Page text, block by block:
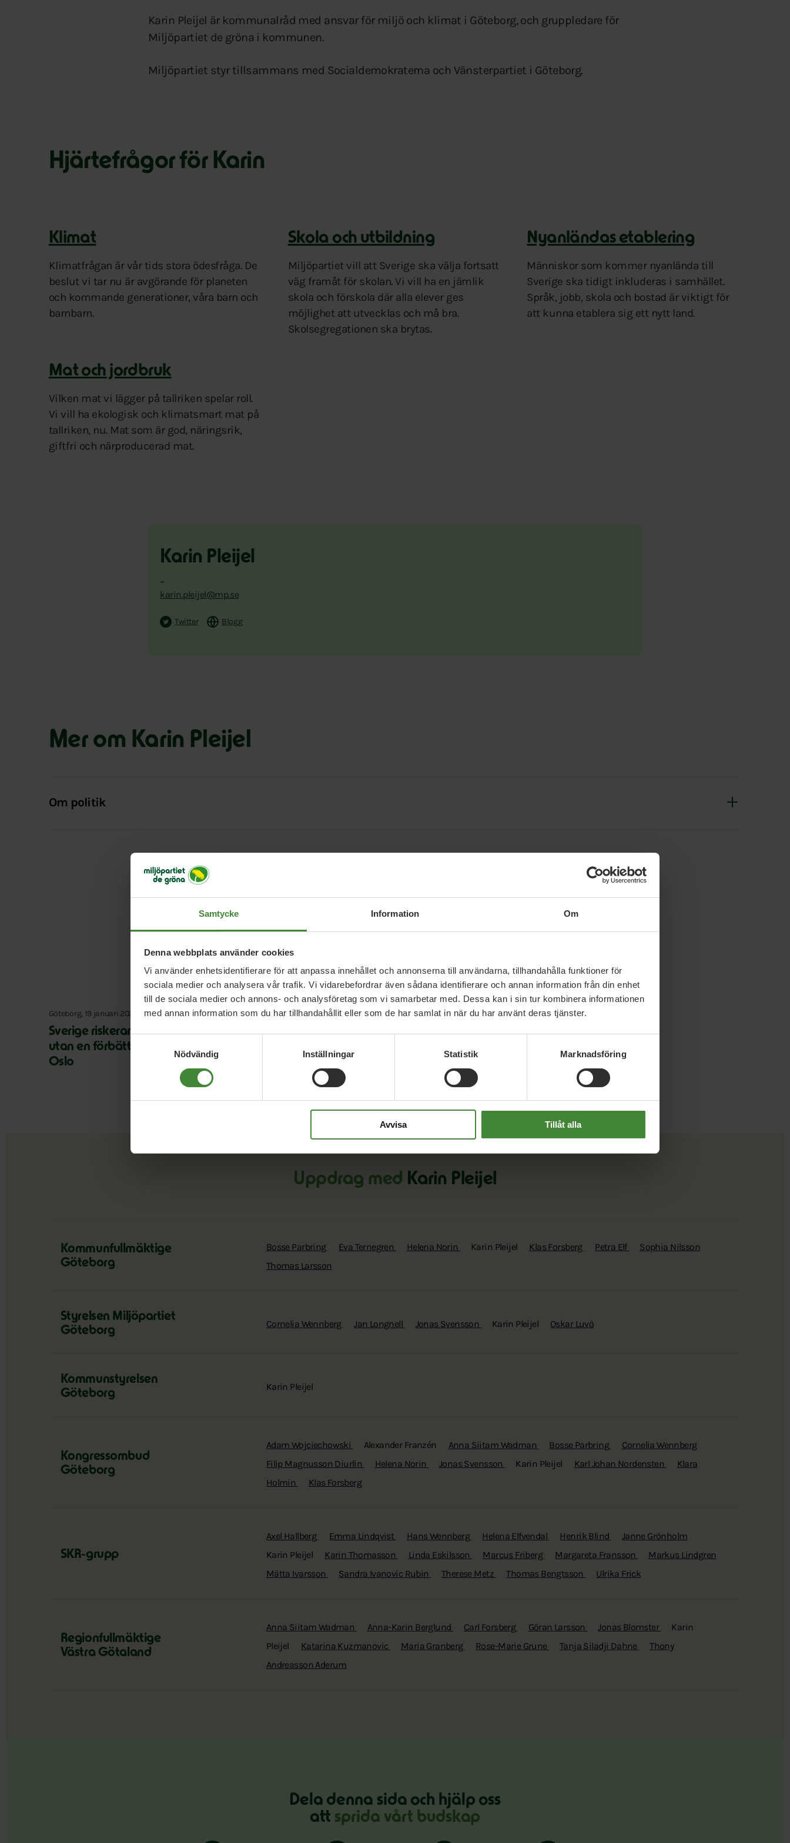
Samtycke Information Om
Denna webbplats använder cookies
Vi använder enhetsidentifierare för att anpassa innehållet och annonserna till användarna, tillhandahålla funktioner för
sociala medier och analysera vår trafik. Vi vidarebefordrar även sådana identifierare och annan information från din enhet
till de sociala medier och annons- och analysföretag som vi samarbetar med. Dessa kan i sin tur kombinera informationen
med annan information som du har tillhandahållit eller som de har samlat in när du har använt deras tjänster.
Nödvändig
Inställningar Statistik Marknadsföring
Avvisa Tillåt alla
Karin Pleijel är kommunalråd med ansvar för miljö och klimat i Göteborg, och gruppledare för
Miljöpartiet de gröna i kommunen.
Miljöpartiet styr tillsammans med Socialdemokraterna och Vänsterpartiet i Göteborg.
Hjärtefrågor för Karin
Klimat
Klimatfrågan är vår tids stora ödesfråga. De
beslut vi tar nu är avgörande för planeten
och kommande generationer, våra barn och
barnbarn.
Skola och utbildning
Miljöpartiet vill att Sverige ska välja fortsatt
väg framåt för skolan. Vi vill ha en jämlik
skola och förskola där alla elever ges
möjlighet att utvecklas och må bra.
Skolsegregationen ska brytas.
Nyanländas etablering
Människor som kommer nyanlända till
Sverige ska tidigt inkluderas i samhället.
Språk, jobb, skola och bostad är viktigt för
att kunna etablera sig ett nytt land.
Mat och jordbruk
Vilken mat vi lägger på tallriken spelar roll.
Vi vill ha ekologisk och klimatsmart mat på
tallriken, nu. Mat som är god, näringsrik,
giftfri och närproducerad mat.
Karin Pleijel
–
karin.pleijel@mp.se
Twitter Blogg
Mer om Karin Pleijel
Om politik
Aktuella frågor i region och kommun
Göteborg, 19 januari 2024
Sverige riskerar korkas igen av lastbilar
utan en förbättrad järnväg Göteborg –
Oslo
Uppdrag med Karin Pleijel
Kommunfullmäktige
Göteborg
Bosse Parbring Eva Ternegren Helena Norin Karin Pleijel Klas Forsberg Petra Elf
Sophia Nilsson
Thomas Larsson
Styrelsen Miljöpartiet
Göteborg
Cornelia Wennberg Jan Longnell Jonas Svensson Karin Pleijel Oskar Luvö
Kommunstyrelsen
Göteborg
Karin Pleijel
Kongressombud
Göteborg
Adam Wojciechowski Alexander Franzén Anna Siitam Wadman Bosse Parbring
Cornelia Wennberg
Filip Magnusson Diurlin
Helena Norin Jonas Svensson Karin Pleijel Karl Johan Nordensten
Klara
Holmin
Klas Forsberg
SKR-grupp
Axel Hallberg Emma Lindqvist Hans Wennberg Helena Elfvendal Henrik Blind
Janne Grönholm
Karin Pleijel
Karin Thomasson Linda Eskilsson Marcus Friberg Margareta Fransson
Markus Lindgren
Mätta Ivarsson
Sandra Ivanovic Rubin Therese Metz Thomas Bengtsson Ulrika Frick
Regionfullmäktige
Västra Götaland
Anna Siitam Wadman Anna-Karin Berglund Carl Forsberg Göran Larsson Jonas Blomster
Karin
Pleijel
Katarina Kuzmanovic Maria Granberg Rose-Marie Grune Tanja Siladji Dahne
Thony
Andreasson Aderum
Dela denna sida och hjälp oss
att sprida vårt budskap